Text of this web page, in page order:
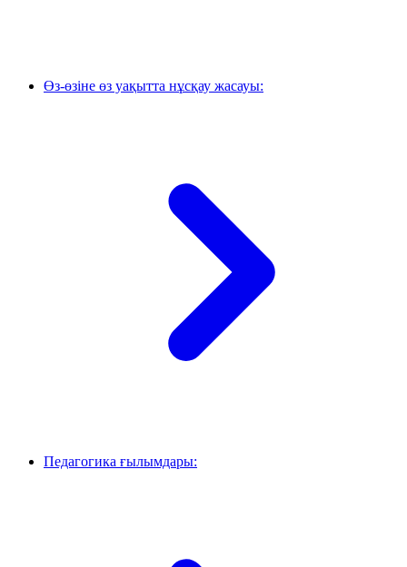
Өз-өзіне өз уақытта нұсқау жасауы:
Педагогика ғылымдары: